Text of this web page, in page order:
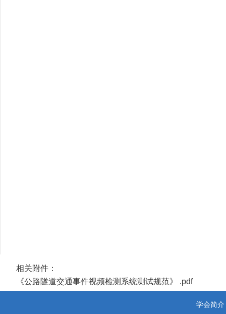
相关附件：
《公路隧道交通事件视频检测系统测试规范》 .pdf
学会简介